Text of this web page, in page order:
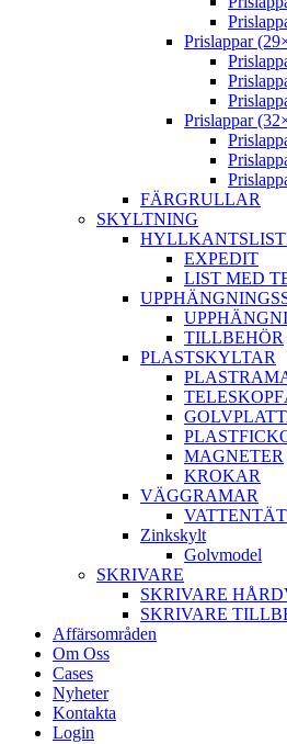
Prislappar
Prislappar
FÄRGRULLAR
SKYLTNING
EXPEDIT
LIST MED
TILLBEHÖR
PLASTSKYLTAR
MAGNETER
KROKAR
VÄGGRAMAR
Zinkskylt
Golvmodel
SKRIVARE
SKRIVARE
SKRIVARE
Affärsområden
Om Oss
Cases
Nyheter
Kontakta
Login